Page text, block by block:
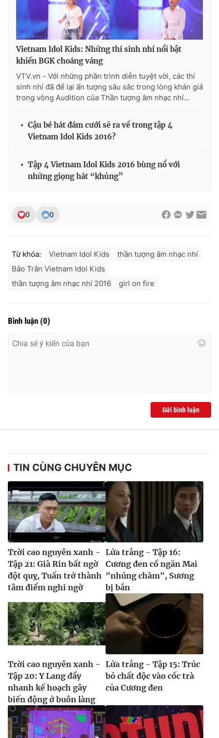
THỜI BÁO VTV
Theo dõi báo trên
Cơ quan chủ quản:Đài Truyền hình Việt Nam
Cơ quan báo chí:Thời báo VTV
cấp ngày 29/12/2023
Tổng Biên tập:Vũ Thanh Thủy
Tổng đài VTV:
024.38 355 931 - 024.38 355 932
Liên hệ quảng cáo:024-7300.7108
Vietnam Idol Kids: Những thí sinh nhí nổi bật
khiến BGK choáng váng
VTV.vn - Với những phần trình diễn tuyệt vời, các thí
sinh nhí đã để lại ấn tượng sâu sắc trong lòng khán giả
trong vòng Audition của Thần tượng âm nhạc nhí...
Cậu bé hát đám cưới sẽ ra về trong tập 4
Vietnam Idol Kids 2016?
Tập 4 Vietnam Idol Kids 2016 bùng nổ với
những giọng hát “khủng”
0 0
Từ khóa: Vietnam Idol Kids
thần tượng âm nhạc nhí
Bảo Trân Vietnam Idol Kids
thần tượng âm nhạc nhí 2016
girl on fire
Bình luận (0)
Gửi bình luận
TIN CÙNG CHUYÊN MỤC
Trời cao nguyên xanh -
Tập 21: Già Rin bất ngờ
đột quỵ, Tuấn trở thành
tâm điểm nghi ngờ
Lửa trắng - Tập 16:
Cương đen cố ngăn Mai
"nhúng chàm", Sương
bị bắn
Trời cao nguyên xanh -
Tập 20: Y Lang đẩy
nhanh kế hoạch gây
biến động ở buôn làng
Lửa trắng - Tập 15: Trúc
bỏ chất độc vào cốc trà
của Cương đen